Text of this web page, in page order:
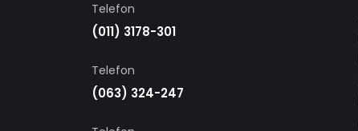
Telefon
(011) 3178-301
Telefon
(063) 324-247